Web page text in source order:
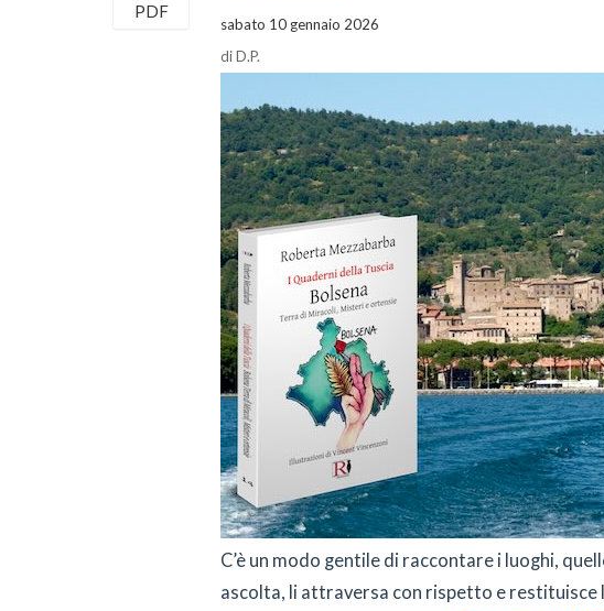
PDF
sabato 10 gennaio 2026
diD.P.
C’è un modo gentile di raccontare i luoghi,
ascolta, li attraversa con rispetto e restituisce